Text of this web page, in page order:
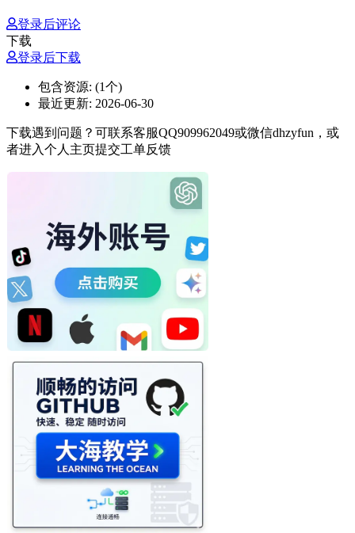
登录后评论
下载
登录后下载
包含资源: (1个)
最近更新: 2026-06-30
下载遇到问题？可联系客服QQ909962049或微信dhzyfun，或
者进入个人主页提交工单反馈